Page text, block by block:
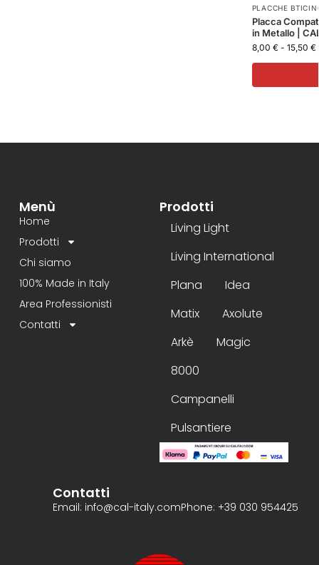
PLACCHE
Placca
in Metallo |
8,00 € - 15,50 €
Menù
Home
Prodotti
Chi siamo
100% Made in Italy
Area Professionisti
Contatti
Prodotti
Living Light
Living International
Plana
Idea
Matix
Axolute
Arkè
Magic
8000
Campanelli
Pulsantiere
Contatti
Email: info@cal-italy.comPhone: +39 030 954425